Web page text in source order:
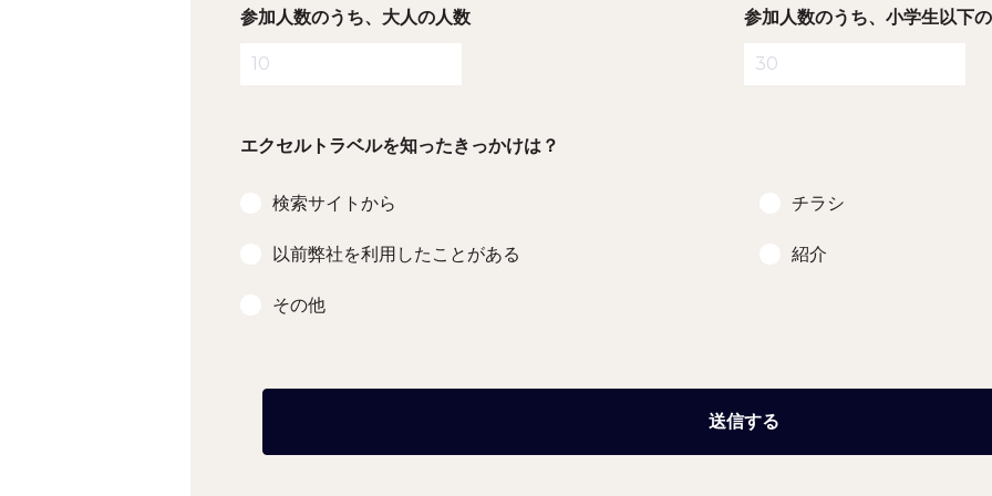
参加人数のうち、大人の人数 参加人数のうち、小学生以下
エクセルトラベルを知ったきっかけは？
検索サイトから チラシ
以前弊社を利用したことがある 紹介
その他